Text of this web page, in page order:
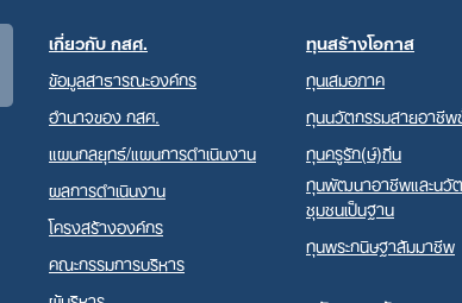
เกี่ยวกับ กสศ.
ข้อมูลสาธารณะองค์กร
อำนาจของ กสศ.
แผนกลยุทธ์/แผนการดำเนินงาน
ผลการดำเนินงาน
โครงสร้างองค์กร
คณะกรรมการบริหาร
ทุนสร้างโอกาส
ทุนเสมอภาค
ทุนนวัตกรรมสายอาชี
ทุนครูรัก(ษ์)ถิ่น
ทุนพัฒนาอาชีพและนวั
ชุมชนเป็นฐาน
ทุนพระกนิษฐาสัมมาชีพ